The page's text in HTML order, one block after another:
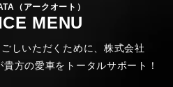
（アークオート）
MENU
しいただくために、株式会社
方の愛車をトータルサポート！